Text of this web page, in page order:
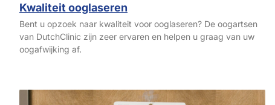
Kwaliteit ooglaseren
Bent u opzoek naar kwaliteit voor ooglaseren? De oogartsen
van DutchClinic zijn zeer ervaren en helpen u graag van uw
oogafwijking af.